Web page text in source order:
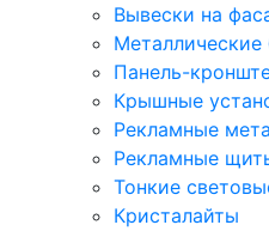
Вывески на
Металлические
Панель-
Крышные
Рекламные
Рекламные
Тонкие
Кристалайты